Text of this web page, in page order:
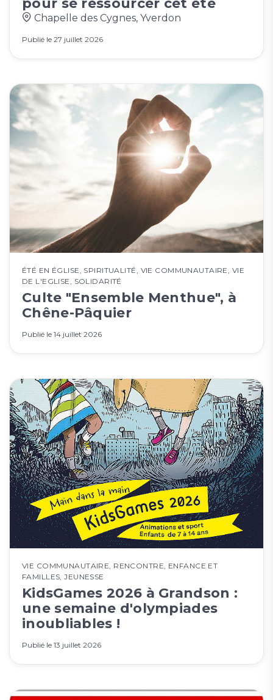
Chapelle des Cygnes, Yverdon
Publié le 27 juillet 2026
ÉTÉ EN ÉGLISE SPIRITUALITÉ VIE COMMUNAUTAIRE VIE
DE L'EGLISE
SOLIDARITÉ
Culte "Ensemble Menthue", à
Chêne-Pâquier
Publié le 14 juillet 2026
VIE COMMUNAUTAIRE RENCONTRE ENFANCE ET
FAMILLES ,JEUNESSE
KidsGames 2026 à Grandson :
une semaine d'olympiades
inoubliables !
Publié le 13 juillet 2026